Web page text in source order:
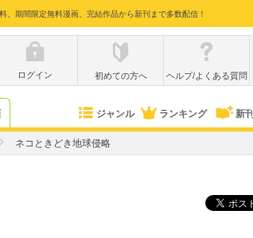
期間限定無料漫画、完結作品から新刊まで多数配信！
ログイン 初めての方へ ヘルプ/よくある質問
ジャンル ランキング 新刊
ネコときどき地球侵略